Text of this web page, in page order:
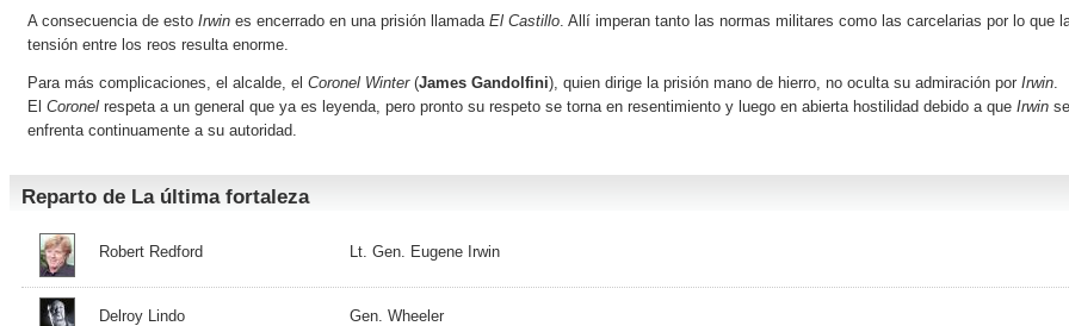
A consecuencia de esto Irwin es encerrado en una prisión llamada El Castillo. Allí imperan tanto las normas militares como las carcelarias por lo que
tensión entre los reos resulta enorme.
Para más complicaciones, el alcalde, el Coronel Winter(James Gandolfini), quien dirige la prisión mano de hierro, no oculta su admiración por Irwin.
El Coronel respeta a un general que ya es leyenda, pero pronto su respeto se torna en resentimiento y luego en abierta hostilidad debido a que Irwin se
enfrenta continuamente a su autoridad.
Reparto de La última fortaleza
Robert Redford Lt. Gen. Eugene Irwin
Delroy Lindo Gen. Wheeler